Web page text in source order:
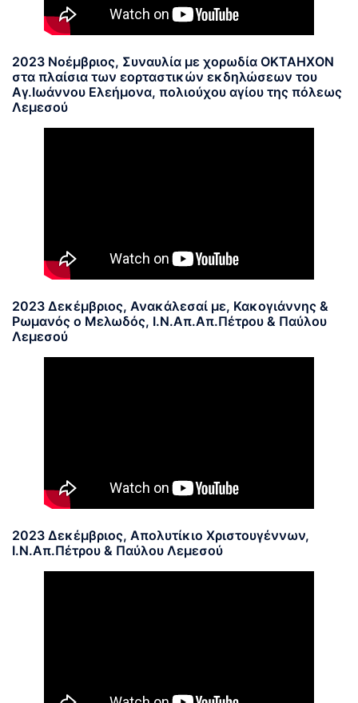
2023 Νοέμβριος, Συναυλία με χορωδία ΟΚΤΑΗΧΟΝ
στα πλαίσια των εορταστικών εκδηλώσεων του
Αγ.Ιωάννου Ελεήμονα, πολιούχου αγίου της πόλεως
Λεμεσού
2023 Δεκέμβριος, Ανακάλεσαί με, Κακογιάννης &
Ρωμανός ο Μελωδός, Ι.Ν.Απ.Απ.Πέτρου & Παύλου
Λεμεσού
2023 Δεκέμβριος, Απολυτίκιο Χριστουγέννων,
Ι.Ν.Απ.Πέτρου & Παύλου Λεμεσού